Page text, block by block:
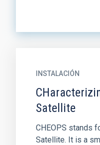
INSTALACIÓN
Satellite
CHEOPS stands
Satellite. It is a